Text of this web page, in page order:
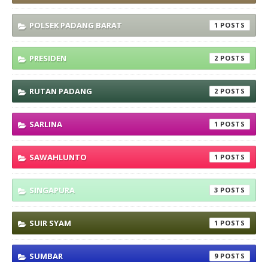
POLSEK PADANG BARAT 1
PRESIDEN 2
RUTAN PADANG 2
SARLINA 1
SAWAHLUNTO 1
SINGAPURA 3
SUIR SYAM 1
SUMBAR 9